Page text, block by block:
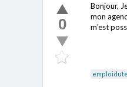
0
Bonjour,
mon
m'est